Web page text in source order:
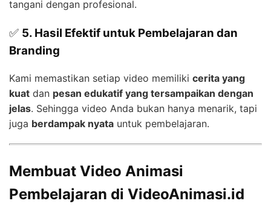
tangani dengan profesional.
✅ 5. Hasil Efektif untuk Pembelajaran dan
Branding
Kami memastikan setiap video memiliki cerita yang
kuat dan pesan edukatif yang tersampaikan dengan
jelas. Sehingga video Anda bukan hanya menarik, tapi
juga berdampak nyata untuk pembelajaran.
Membuat Video Animasi
Pembelajaran di VideoAnimasi.id